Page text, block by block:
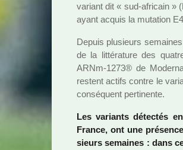
variant dit « sud-afri­cain »
ayant acquis la muta­tion
Depuis plu­sieurs
de la lit­té­ra­ture des
ARNm-1273® de
res­tent actifs contre le
consé­quent per­ti­nente.
Les variants détec­tés
France, ont une
sieurs semai­nes : dans